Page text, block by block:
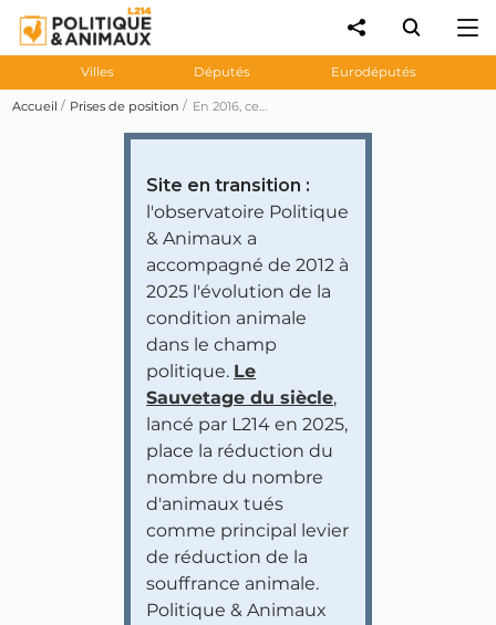
Villes Députés Eurodéputés
Accueil Prises de position En 2016, ces maires accueillent le cirque Amar qui détient des animaux
Site en transition :
l'observatoire Politique
& Animaux a
accompagné de 2012 à
2025 l'évolution de la
condition animale
dans le champ
politique. Le
Sauvetage du siècle,
lancé par L214 en 2025,
place la réduction du
nombre du nombre
d'animaux tués
comme principal levier
de réduction de la
souffrance animale.
Politique & Animaux